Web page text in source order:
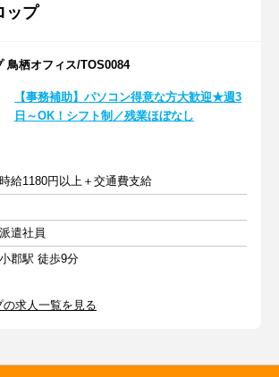
ップ
鳥栖オフィス/TOS0084
【事務補助】パソコン得意な方大歓迎★週3
日～OK！シフト制／残業ほぼなし
時給1180円以上＋交通費支給
派遣社員
小郡駅 徒歩9分
求人一覧を見る